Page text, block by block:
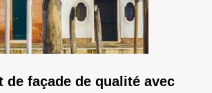
de façade de qualité avec